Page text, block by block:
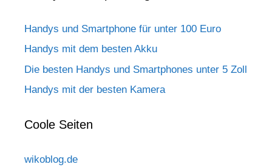
Handys und Smartphone für unter 100 Euro
Handys mit dem besten Akku
Die besten Handys und Smartphones unter 5 Zoll
Handys mit der besten Kamera
Coole Seiten
wikoblog.de